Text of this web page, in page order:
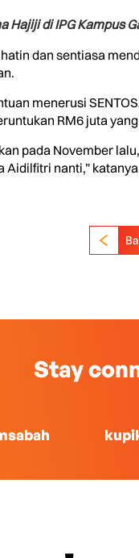
Hajiji di IPG Kampus
dan sentiasa
menerusi
RM6 juta
pada November
nanti,”
Stay